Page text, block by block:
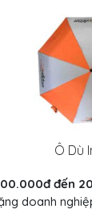
Ô Dù
đến
doanh